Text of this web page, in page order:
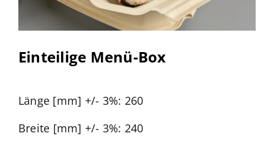
Einteilige Menü-Box
Länge [mm] +/- 3%: 260
Breite [mm] +/- 3%: 240